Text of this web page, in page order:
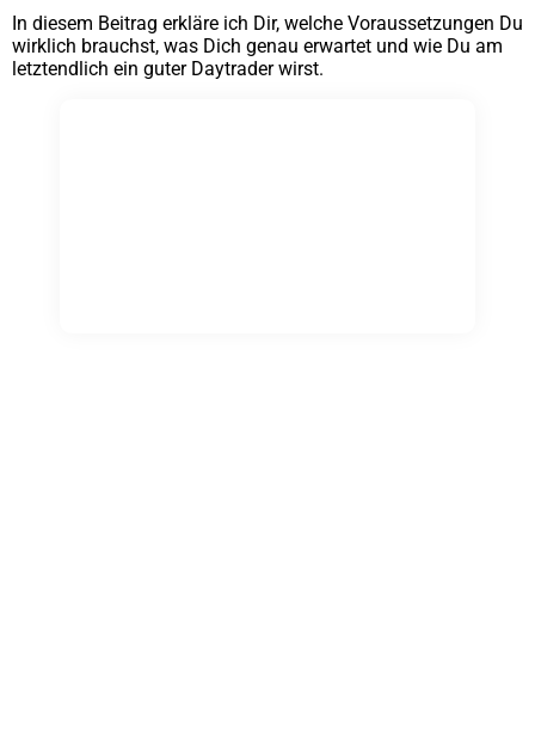
In diesem Beitrag erkläre ich Dir, welche Voraussetzungen Du
wirklich brauchst, was Dich genau erwartet und wie Du am
letztendlich ein guter Daytrader wirst.